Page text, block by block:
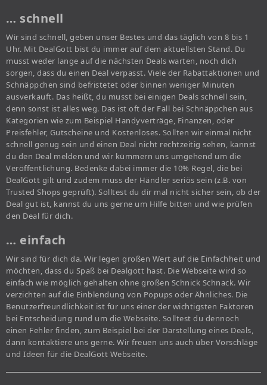
… schnell
Wir sind schnell, geben unser Bestes und das täglich von 8 bis 1
Uhr. Mit DealGott bist du immer auf dem aktuellsten Stand. Du
musst weder lange auf die nächsten Deals warten, noch dich
sorgen, dass du einen Deal verpasst. Viele der Rabattaktionen und
Schnäppchen sind befristetet oder binnen weniger Minuten
ausverkauft. Das heißt, du musst bei einigen Deals schnell sein,
denn sonst ist alles weg. Das ist oft der Fall bei Schnäppchen aus
Kategorien wie zum Beispiel Handyverträge, Finanzen, oder
Preisfehler, Gutscheine und Kostenloses. Sollten wir einmal nicht
schnell genug sein und einen Deal nicht rechtzeitig sehen, kannst
du den Deal melden und wir kümmern uns umgehend um die
Veröffentlichung. Bedenke dabei immer die 10% Regel, die bei
DealGott gilt und zudem muss der Händler seriös sein (z.B. von
Trusted Shops geprüft). Solltest du dir mal nicht sicher sein, ob der
Deal gut ist, kannst du uns gerne um Hilfe bitten und wie prüfen
den Deal für dich.
… einfach
Wir sind für dich da. Wir legen großen Wert auf die Einfachheit und
möchten, dass du Spaß bei Dealgott hast. Die Webseite wird so
einfach wie möglich gehalten ohne großen Schnick Schnack. Wir
verzichten auf die Einblendung von Popups oder Ähnliches. Die
Benutzerfreundlichkeit ist für uns einer der wichtigsten Faktoren
bei Entscheidung rund um die Webseite. Solltest du dennoch
einen Fehler finden, zum Beispiel bei der Darstellung eines Deals,
dann kontaktiere uns gerne. Wir freuen uns auch über Vorschläge
und Ideen für die DealGott Webseite.